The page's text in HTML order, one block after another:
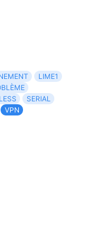
LIME1
SERIAL
VPN